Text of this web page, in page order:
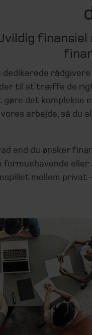
dedikerede
til at træffe de
gøre det komplekse
vores arbejde, så du
end du ønsker
formuehavende
mellem privat